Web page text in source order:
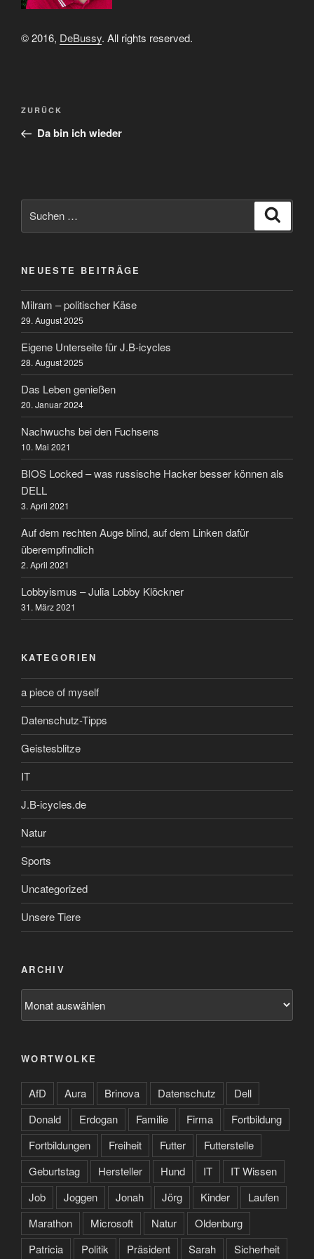
© 2016, DeBussy. All rights reserved.
Beitragsnavigation
Vorheriger
Beitrag
ZURÜCK
Da bin ich wieder
nach:
NEUESTE BEITRÄGE
Milram – politischer Käse
29. August 2025
Eigene Unterseite für J.B-icycles
28. August 2025
Das Leben genießen
20. Januar 2024
Nachwuchs bei den Fuchsens
10. Mai 2021
BIOS Locked – was russische Hacker besser können als
DELL
3. April 2021
Auf dem rechten Auge blind, auf dem Linken dafür
überempfindlich
2. April 2021
Lobbyismus – Julia Lobby Klöckner
31. März 2021
KATEGORIEN
a piece of myself
Datenschutz-Tipps
Geistesblitze
IT
J.B-icycles.de
Natur
Sports
Uncategorized
Unsere Tiere
ARCHIV
WORTWOLKE
AfD Aura Brinova Datenschutz
Dell
Donald
Erdogan Familie Firma
Fortbildung
Fortbildungen
Freiheit Futter
Futterstelle
Geburtstag
Hersteller Hund IT
IT Wissen
Job
Joggen Jonah Jörg Kinder
Laufen
Marathon
Microsoft Natur
Oldenburg
Patricia
Politik Präsident Sarah Sicherheit